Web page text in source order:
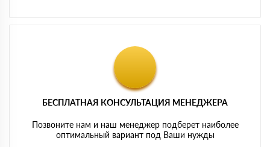
БЕСПЛАТНАЯ КОНСУЛЬТАЦИЯ МЕНЕДЖЕРА
Позвоните нам и наш менеджер подберет наиболее
оптимальный вариант под Ваши нужды